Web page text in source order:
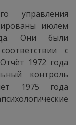
управления
июлем
Они были
с
1972 года
контроль
1975 года